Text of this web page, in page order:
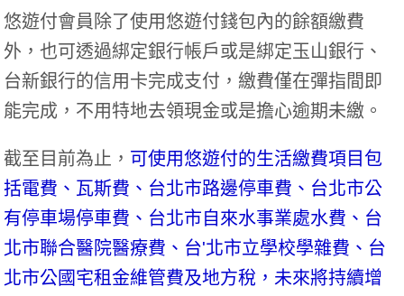
悠遊付會員除了使用悠遊付錢包內的餘額繳費
外，也可透過綁定銀行帳戶或是綁定玉山銀行、
台新銀行的信用卡完成支付，繳費僅在彈指間即
能完成，不用特地去領現金或是擔心逾期未繳。
截至目前為止， 可使用悠遊付的生活繳費項目包
括電費、瓦斯費、台北市路邊停車費、台北市公
有停車場停車費、台北市自來水事業處水費、台
北市聯合醫院醫療費、台'北市立學校學雜費、台
北市公國宅租金維管費及地方稅，未來將持續增